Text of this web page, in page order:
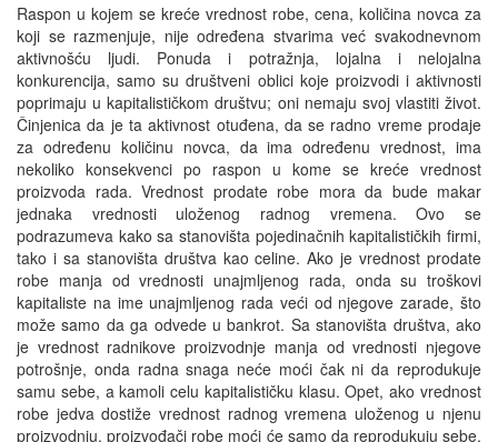
Raspon u kojem se kreće vrednost robe, cena, količina novca za
koji se razmenjuje, nije određena stvarima već svakodnevnom
aktivnošću ljudi. Ponuda i potražnja, lojalna i nelojalna
konkurencija, samo su društveni oblici koje proizvodi i aktivnosti
poprimaju u kapitalističkom društvu; oni nemaju svoj vlastiti život.
Činjenica da je ta aktivnost otuđena, da se radno vreme prodaje
za određenu količinu novca, da ima određenu vrednost, ima
nekoliko konsekvenci po raspon u kome se kreće vrednost
proizvoda rada. Vrednost prodate robe mora da bude makar
jednaka vrednosti uloženog radnog vremena. Ovo se
podrazumeva kako sa stanovišta pojedinačnih kapitalističkih firmi,
tako i sa stanovišta društva kao celine. Ako je vrednost prodate
robe manja od vrednosti unajmljenog rada, onda su troškovi
kapitaliste na ime unajmljenog rada veći od njegove zarade, što
može samo da ga odvede u bankrot. Sa stanovišta društva, ako
je vrednost radnikove proizvodnje manja od vrednosti njegove
potrošnje, onda radna snaga neće moći čak ni da reprodukuje
samu sebe, a kamoli celu kapitalističku klasu. Opet, ako vrednost
robe jedva dostiže vrednost radnog vremena uloženog u njenu
proizvodnju, proizvođači robe moći će samo da reprodukuju sebe,